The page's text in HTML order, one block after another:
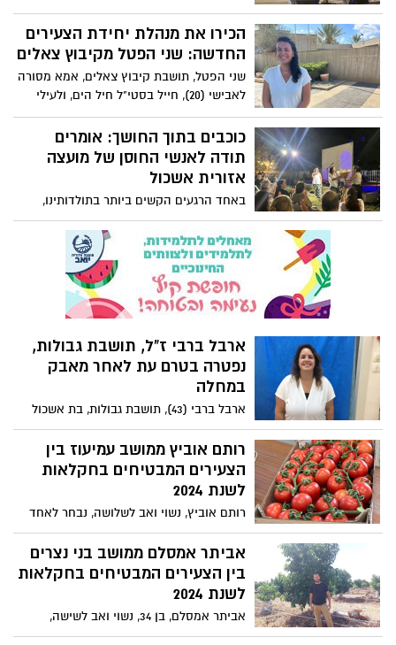
השנה משותף לחברי קיבוץ בארי וקיבוץ
חצרים שהתקיים הערב בחצרים, שצמוד אליו
עברו רוב חברי בארי:
הכירו את מנהלת יחידת הצעירים
החדשה: שני הפטל מקיבוץ צאלים
שני הפטל, תושבת קיבוץ צאלים, אמא מסורה
לאבישי (20), חייל בסטי"ל חיל הים, ולעילי
(18), שהחל לאחרונה את שנת השירות
במועצה, נכנסת לתפקיד מנהלת יחידת
הצעירים של המועצה האזורית אשכול. שני,
שהגיעה לצאלים במסגרת גרעין של הצופים
לפני 22 שנים, נשארה במקום מאז והפכה
לחלק בלתי נפרד מהקהילה.
כוכבים בתוך החושך: אומרים
תודה לאנשי החוסן של מועצה
אזורית אשכול
באחד הרגעים הקשים ביותר בתולדותינו,
בתוך החושך של ה-7 באוקטובר, היו כמה
כוכבים שהאירו את הדרך. אתמול, לראשונה
מאז האסון הגדול, התכנסו במועצה האזורית
אשכול כדי להגיד להם תודה – לכל אנשי
מערך החוסן במועצה האזורית אשכול:
המטפלים, מנהלי השלוחות במוקדי הפינוי,
הרבים שעובדים מסביב לשעון, עם כל הלב
והנשמה, כדי לתת מענה מותאם וגמיש
לתושבי האזור.
ארבל ברבי ז"ל, תושבת גבולות,
נפטרה בטרם עת לאחר מאבק
במחלה
ארבל ברבי (43), תושבת גבולות, בת אשכול
מצאלים, הייתה גננת מסורה ואהובה בקהילת
הגיל הרך בצוחר.
רותם אוביץ ממושב עמיעוז בין
הצעירים המבטיחים בחקלאות
לשנת 2024
רותם אוביץ, נשוי ואב לשלושה, נבחר לאחד
הצעירים המבטיחים בתחום החקלאות לשנת
2024 בזכות פועלו במשק "רותם אוביץ"
שבמושב עמיעוז. המשק, המתמחה בגידול
אשר "נולד לתוך זה", ממשיך את דרכו של אביו
אביתר אמסלם ממושב בני נצרים
בין הצעירים המבטיחים בחקלאות
לשנת 2024
אביתר אמסלם, בן 34, נשוי ואב לשישה,
מתבלט כאחד הצעירים המבטיחים בתחום